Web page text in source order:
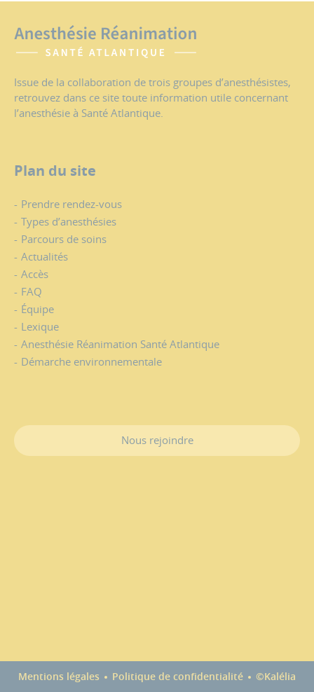
Issue de la collaboration de trois groupes d’anesthésistes,
retrouvez dans ce site toute information utile concernant
l’anesthésie à Santé Atlantique.
Plan du site
Prendre rendez-vous
Types d’anesthésies
Parcours de soins
Actualités
Accès
FAQ
Équipe
Lexique
Anesthésie Réanimation Santé Atlantique
Démarche environnementale
Nous rejoindre
Mentions légales Politique de confidentialité ©Kalélia